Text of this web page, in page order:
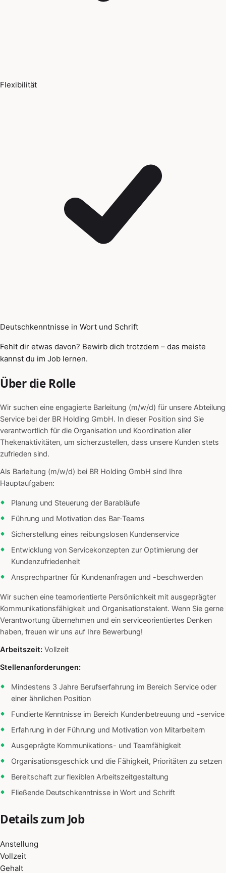
Flexibilität
Deutschkenntnisse in Wort und Schrift
Fehlt dir etwas davon? Bewirb dich trotzdem – das meiste
kannst du im Job lernen.
Über die Rolle
Wir suchen eine engagierte Barleitung (m/w/d) für unsere Abteilung
Service bei der BR Holding GmbH. In dieser Position sind Sie
verantwortlich für die Organisation und Koordination aller
Thekenaktivitäten, um sicherzustellen, dass unsere Kunden stets
zufrieden sind.
Als Barleitung (m/w/d) bei BR Holding GmbH sind Ihre
Hauptaufgaben:
Planung und Steuerung der Barabläufe
Führung und Motivation des Bar-Teams
Sicherstellung eines reibungslosen Kundenservice
Entwicklung von Servicekonzepten zur Optimierung der
Kundenzufriedenheit
Ansprechpartner für Kundenanfragen und -beschwerden
Wir suchen eine teamorientierte Persönlichkeit mit ausgeprägter
Kommunikationsfähigkeit und Organisationstalent. Wenn Sie gerne
Verantwortung übernehmen und ein serviceorientiertes Denken
haben, freuen wir uns auf Ihre Bewerbung!
Arbeitszeit: Vollzeit
Stellenanforderungen:
Mindestens 3 Jahre Berufserfahrung im Bereich Service oder
einer ähnlichen Position
Fundierte Kenntnisse im Bereich Kundenbetreuung und -service
Erfahrung in der Führung und Motivation von Mitarbeitern
Ausgeprägte Kommunikations- und Teamfähigkeit
Organisationsgeschick und die Fähigkeit, Prioritäten zu setzen
Bereitschaft zur flexiblen Arbeitszeitgestaltung
Fließende Deutschkenntnisse in Wort und Schrift
Details zum Job
Anstellung
Vollzeit
Gehalt